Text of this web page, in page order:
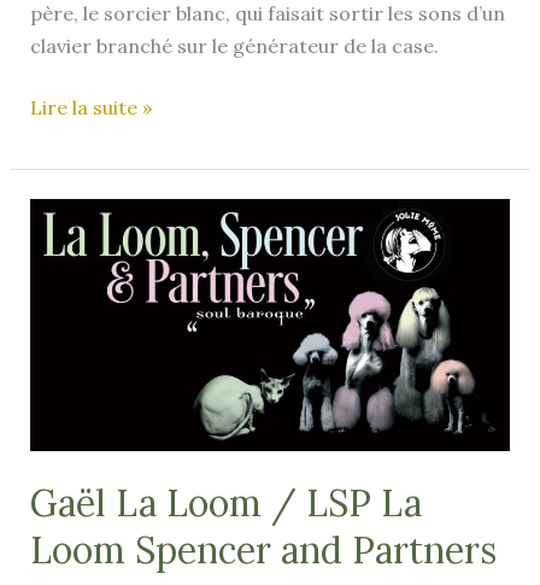
père, le sorcier blanc, qui faisait sortir les sons d’un
clavier branché sur le générateur de la case.
Léna
/
Léna
Rosa
Lire la suite »
Gaël La Loom / LSP La
Loom Spencer and Partners